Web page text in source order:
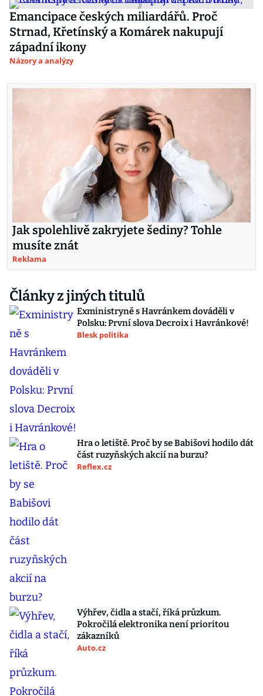
Emancipace českých miliardářů. Proč
Strnad, Křetínský a Komárek nakupují
západní ikony
Názory a analýzy
Jak spolehlivě zakryjete šediny? Tohle
musíte znát
Reklama
Články z jiných titulů
Exministryně s Havránkem dováděli v
Polsku: První slova Decroix i Havránkové!
Blesk politika
Hra o letiště. Proč by se Babišovi hodilo dát
část ruzyňských akcií na burzu?
Reflex.cz
Výhřev, čidla a stačí, říká průzkum.
Pokročilá elektronika není prioritou
zákazníků
Auto.cz